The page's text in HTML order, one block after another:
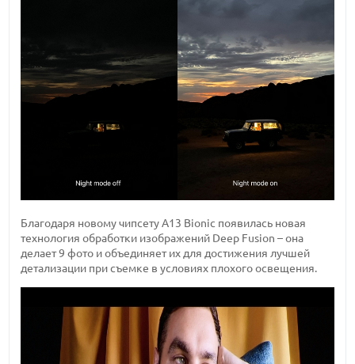
Благодаря новому чипсету А13 Bionic появилась новая
технология обработки изображений Deep Fusion – она
делает 9 фото и объединяет их для достижения лучшей
детализации при съемке в условиях плохого освещения.